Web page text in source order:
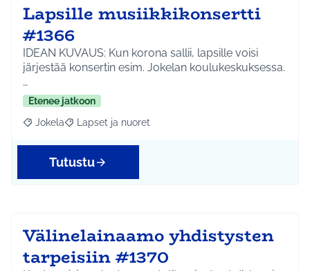
Lapsille musiikkikonsertti
#1366
IDEAN KUVAUS: Kun korona sallii, lapsille voisi
järjestää konsertin esim. Jokelan koulukeskuksessa.
…
Etenee jatkoon
Rajaa tulokset aihepiirin mukaan: Jokela
Jokela Rajaa tulokset teeman mukaan: Lapset ja nuoret
Lapset ja nuoret
Tutustu
Välinelainaamo yhdistysten
tarpeisiin #1370